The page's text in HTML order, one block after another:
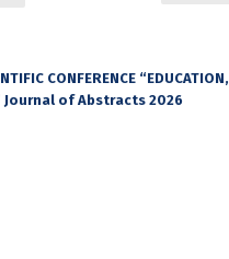
CONFERENCE “EDUCATION,
Journal of Abstracts 2026